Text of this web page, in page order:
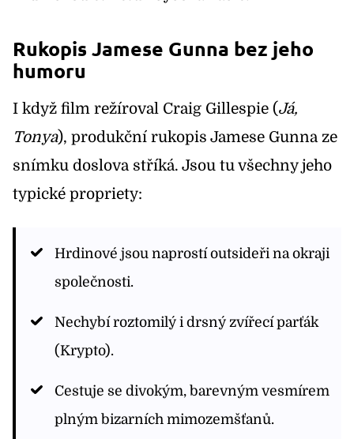
Rukopis Jamese Gunna bez jeho
humoru
I když film režíroval Craig Gillespie (Já,
Tonya), produkční rukopis Jamese Gunna ze
snímku doslova stříká. Jsou tu všechny jeho
typické propriety:
Hrdinové jsou naprostí outsideři na okraji
společnosti.
Nechybí roztomilý i drsný zvířecí parťák
(Krypto).
Cestuje se divokým, barevným vesmírem
plným bizarních mimozemšťanů.